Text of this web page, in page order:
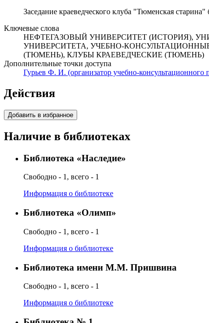
Заседание краеведческого клуба "Тюменская
Ключевые слова
НЕФТЕГАЗОВЫЙ УНИВЕРСИТЕТ (ИСТОРИЯ),
УНИВЕРСИТЕТА, УЧЕБНО-
(ТЮМЕНЬ), КЛУБЫ КРАЕВЕДЧЕСКИЕ (ТЮМЕНЬ)
Дополнительные точки доступа
Гурьев Ф. И. (организатор учебно-
Действия
Добавить в избранное
Наличие в библиотеках
Библиотека «Наследие»
Свободно - 1, всего - 1
Информация о библиотеке
Библиотека «Олимп»
Свободно - 1, всего - 1
Информация о библиотеке
Библиотека имени М.М. Пришвина
Свободно - 1, всего - 1
Информация о библиотеке